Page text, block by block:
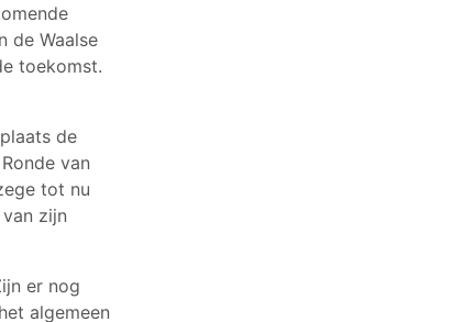
de Waalse
toekomst.
de
van
tot nu
zijn
er nog
algemeen